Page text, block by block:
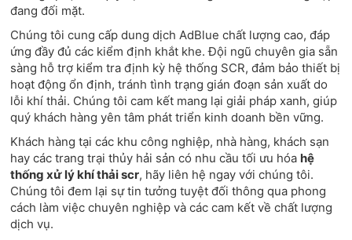
đang đối mặt.
Chúng tôi cung cấp dung dịch AdBlue chất lượng cao, đáp
ứng đầy đủ các kiểm định khắt khe. Đội ngũ chuyên gia sẵn
sàng hỗ trợ kiểm tra định kỳ hệ thống SCR, đảm bảo thiết bị
hoạt động ổn định, tránh tình trạng gián đoạn sản xuất do
lỗi khí thải. Chúng tôi cam kết mang lại giải pháp xanh, giúp
quý khách hàng yên tâm phát triển kinh doanh bền vững.
Khách hàng tại các khu công nghiệp, nhà hàng, khách sạn
hay các trang trại thủy hải sản có nhu cầu tối ưu hóa hệ
thống xử lý khí thải scr, hãy liên hệ ngay với chúng tôi.
Chúng tôi đem lại sự tin tưởng tuyệt đối thông qua phong
cách làm việc chuyên nghiệp và các cam kết về chất lượng
dịch vụ.